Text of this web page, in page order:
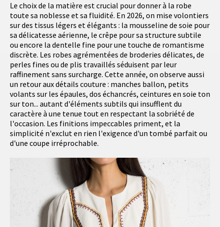
Le choix de la matière est crucial pour donner à la robe
toute sa noblesse et sa fluidité. En 2026, on mise volontiers
sur des tissus légers et élégants : la mousseline de soie pour
sa délicatesse aérienne, le crêpe pour sa structure subtile
ou encore la dentelle fine pour une touche de romantisme
discrète. Les robes agrémentées de broderies délicates, de
perles fines ou de plis travaillés séduisent par leur
raffinement sans surcharge. Cette année, on observe aussi
un retour aux détails couture : manches ballon, petits
volants sur les épaules, dos échancrés, ceintures en soie ton
sur ton... autant d'éléments subtils qui insufflent du
caractère à une tenue tout en respectant la sobriété de
l'occasion. Les finitions impeccables priment, et la
simplicité n'exclut en rien l'exigence d'un tombé parfait ou
d'une coupe irréprochable.